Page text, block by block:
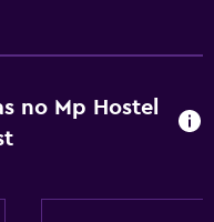
no Mp Hostel